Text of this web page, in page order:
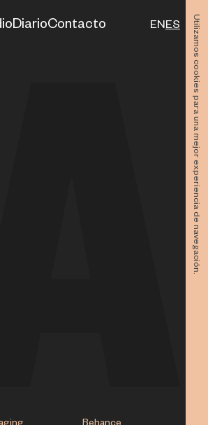
Utilizamos cookies para una mejor experiencia de navegación.
DiarioContacto ENES